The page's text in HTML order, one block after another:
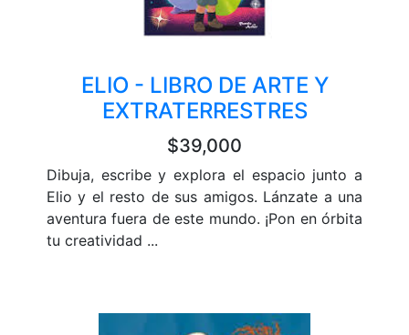
ELIO - LIBRO DE ARTE Y
EXTRATERRESTRES
$39,000
Dibuja, escribe y explora el espacio junto a
Elio y el resto de sus amigos. Lánzate a una
aventura fuera de este mundo. ¡Pon en órbita
tu creatividad ...